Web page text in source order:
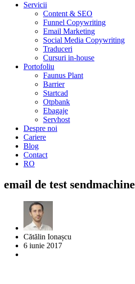
Servicii
Content & SEO
Funnel Copywriting
Email Marketing
Social Media Copywriting
Traduceri
Cursuri in-house
Portofoliu
Faunus Plant
Barrier
Startcad
Otpbank
Ebagaje
Servhost
Despre noi
Cariere
Blog
Contact
RO
email de test sendmachine
Cătălin Ionașcu
6 iunie 2017